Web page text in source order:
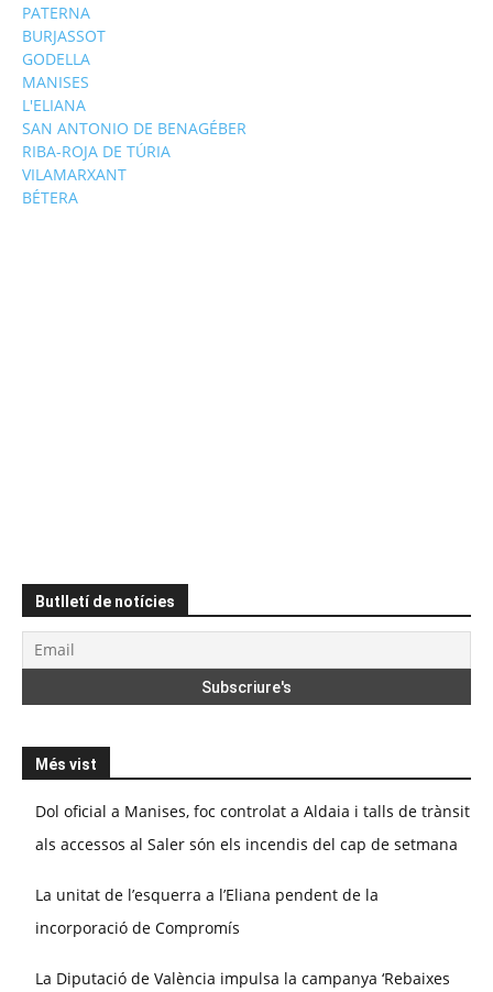
PATERNA
BURJASSOT
GODELLA
MANISES
L'ELIANA
SAN ANTONIO DE BENAGÉBER
RIBA-ROJA DE TÚRIA
VILAMARXANT
BÉTERA
Butlletí de notícies
Més vist
Dol oficial a Manises, foc controlat a Aldaia i talls de trànsit
als accessos al Saler són els incendis del cap de setmana
La unitat de l’esquerra a l’Eliana pendent de la
incorporació de Compromís
La Diputació de València impulsa la campanya ‘Rebaixes